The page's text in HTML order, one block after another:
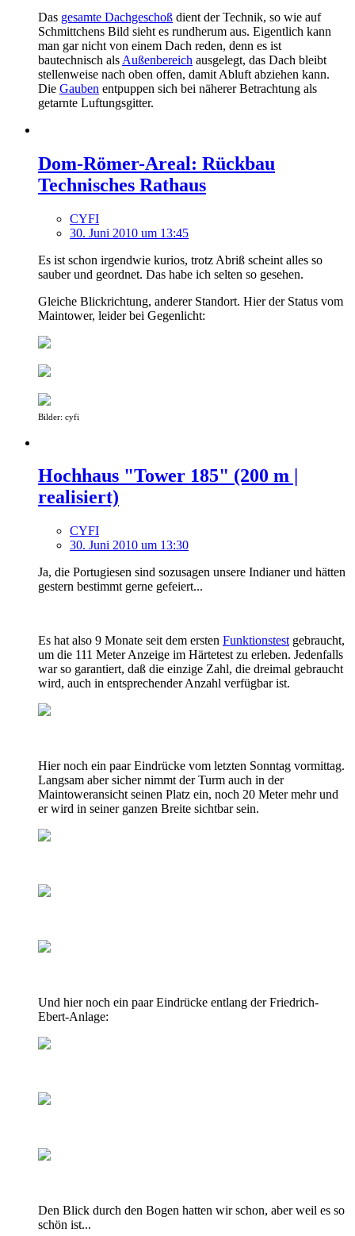
Das gesamte Dachgeschoß dient der Technik, so wie auf
Schmittchens Bild sieht es rundherum aus. Eigentlich kann
man gar nicht von einem Dach reden, denn es ist
bautechnisch als Außenbereich ausgelegt, das Dach bleibt
stellenweise nach oben offen, damit Abluft abziehen kann.
Die Gauben entpuppen sich bei näherer Betrachtung als
getarnte Luftungsgitter.
Dom-Römer-Areal: Rückbau
Technisches Rathaus
CYFI
30. Juni 2010 um 13:45
Es ist schon irgendwie kurios, trotz Abriß scheint alles so
sauber und geordnet. Das habe ich selten so gesehen.
Gleiche Blickrichtung, anderer Standort. Hier der Status vom
Maintower, leider bei Gegenlicht:
Bilder: cyfi
Hochhaus "Tower 185" (200 m |
realisiert)
CYFI
30. Juni 2010 um 13:30
Ja, die Portugiesen sind sozusagen unsere Indianer und hätten
gestern bestimmt gerne gefeiert...
Es hat also 9 Monate seit dem ersten Funktionstest gebraucht,
um die 111 Meter Anzeige im Härtetest zu erleben. Jedenfalls
war so garantiert, daß die einzige Zahl, die dreimal gebraucht
wird, auch in entsprechender Anzahl verfügbar ist.
Hier noch ein paar Eindrücke vom letzten Sonntag vormittag.
Langsam aber sicher nimmt der Turm auch in der
Maintoweransicht seinen Platz ein, noch 20 Meter mehr und
er wird in seiner ganzen Breite sichtbar sein.
Und hier noch ein paar Eindrücke entlang der Friedrich-
Ebert-Anlage:
Den Blick durch den Bogen hatten wir schon, aber weil es so
schön ist...